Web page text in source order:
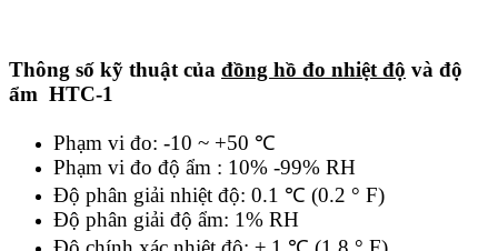
Thông số kỹ thuật của đồng hồ đo nhiệt độ và độ
ẩm HTC-1
Phạm vi đo: -10 ~ +50 ℃
Phạm vi đo độ ẩm : 10% -99% RH
Độ phân giải nhiệt độ: 0.1 ℃ (0.2 ° F)
Độ phân giải độ ẩm: 1% RH